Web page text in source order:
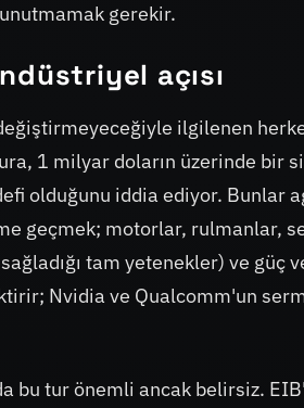
gerekir.
açısı
ilgilenen
1 milyar doların üzerinde bir
olduğunu iddia ediyor. Bunlar
geçmek; motorlar, rulmanlar,
tam yetenekler) ve güç
Nvidia ve Qualcomm'un
bu tur önemli ancak belirsiz.